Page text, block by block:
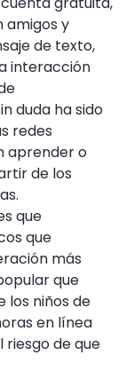
amigos y
de texto,
interacción
duda ha sido
redes
aprender o
de los
que
que
más
que
los niños de
en línea
riesgo de que